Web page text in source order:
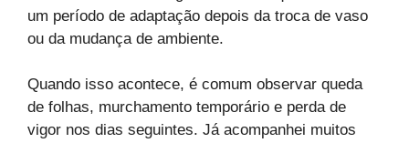
um período de adaptação depois da troca de vaso
ou da mudança de ambiente.
Quando isso acontece, é comum observar queda
de folhas, murchamento temporário e perda de
vigor nos dias seguintes. Já acompanhei muitos